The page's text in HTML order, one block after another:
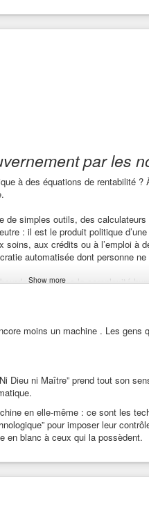
par les
à des équations de rentabilité
de simples outils, des
: il est le produit politique
aux crédits ou à l’emploi à
automatisée dont personne
: croire que la complexité
machine, ce qui ne se quantifie
les serveurs.
conçus pour l’optimisation
S’en remettre aveuglément à des
ou à lui réimposer des
#societe #controle
Show more
moins un machine . Les gens
Dieu ni Maître” prend tout son
en elle-même : ce sont les
pour imposer leur
en blanc à ceux qui la possèdent.